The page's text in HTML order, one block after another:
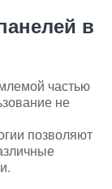
в
частью
не
позволяют